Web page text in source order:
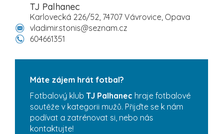
TJ Palhanec
Karlovecká 226/52, 74707 Vávrovice, Opava
vladimir.stonis@seznam.cz
604661351
Máte zájem hrát fotbal?
Fotbalový klub TJ Palhanec hraje fotbalové
soutěže v kategorii mužů. Přijďte se k nám
podívat a zatrénovat si, nebo nás
kontaktujte!